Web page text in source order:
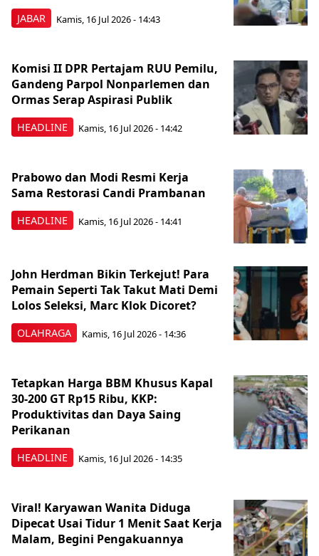
JABAR Kamis, 16 Jul 2026 - 14:43
HEADLINE
Komisi II DPR Pertajam RUU Pemilu,
Gandeng Parpol Nonparlemen dan
Ormas Serap Aspirasi Publik
Kamis, 16 Jul 2026 - 14:42
HEADLINE
Prabowo dan Modi Resmi Kerja
Sama Restorasi Candi Prambanan
Kamis, 16 Jul 2026 - 14:41
OLAHRAGA
John Herdman Bikin Terkejut! Para
Pemain Seperti Tak Takut Mati Demi
Lolos Seleksi, Marc Klok Dicoret?
Kamis, 16 Jul 2026 - 14:36
HEADLINE
Tetapkan Harga BBM Khusus Kapal
30-200 GT Rp15 Ribu, KKP:
Produktivitas dan Daya Saing
Perikanan
Kamis, 16 Jul 2026 - 14:35
Viral! Karyawan Wanita Diduga
Dipecat Usai Tidur 1 Menit Saat Kerja
Malam, Begini Pengakuannya